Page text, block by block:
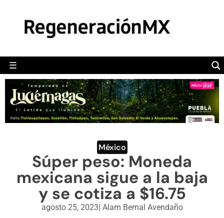
☰
POLÍTICA
CAMALEÓN
OPINIÓN
DEPORTES
ENGLISH SECTION
VIDEOS
México
Súper peso: Moneda
mexicana sigue a la baja
y se cotiza a $16.75
agosto 25, 2023| Alam Bernal Avendaño